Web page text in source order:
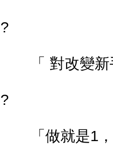
?
「 對改變新
?
「做就是1，